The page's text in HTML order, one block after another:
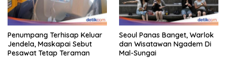
Penumpang Terhisap Keluar
Jendela, Maskapai Sebut
Pesawat Tetap Teraman
Seoul Panas Banget, Warlok
dan Wisatawan Ngadem Di
Mal-Sungai